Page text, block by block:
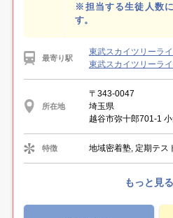
※担当する生徒人数
す。
最寄り駅
東武スカイツリーラ
東武スカイツリーラ
所在地
〒343-0047
埼玉県
越谷市弥十郎701-1
特徴 地域密着塾, 定期テス
もっと見る